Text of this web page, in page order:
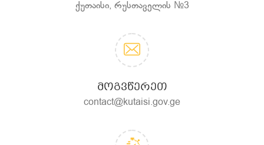
ქუთაისი, რუსთაველის №3
ᲛᲝᲒᲕᲬᲔᲠᲔᲗ
contact@kutaisi.gov.ge